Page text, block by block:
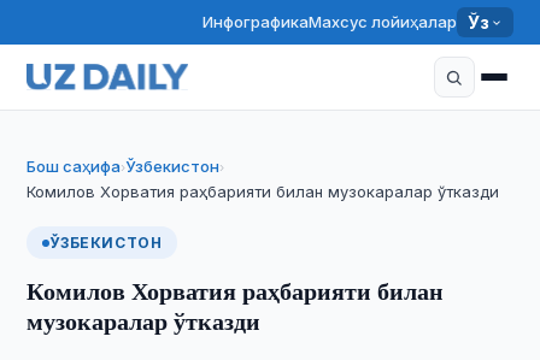
ИнфографикаМахсус лойиҳалар Ўз
Бош саҳифа›Ўзбекистон›
Комилов Хорватия раҳбарияти билан музокаралар ўтказди
ЎЗБЕКИСТОН
Комилов Хорватия раҳбарияти билан
музокаралар ўтказди